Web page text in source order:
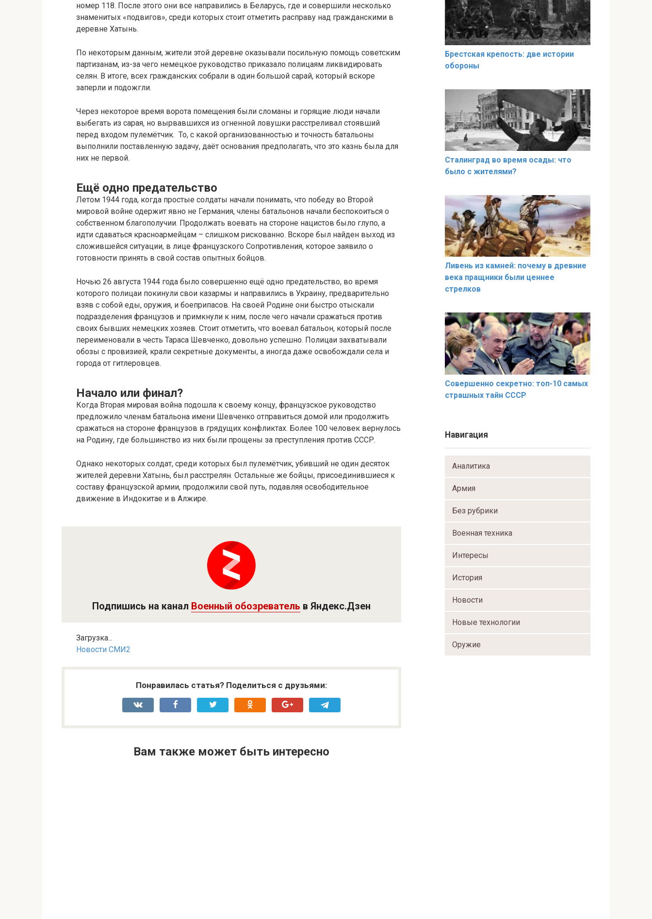
номер 118. После этого они все направились в Беларусь, где и совершили несколько
знаменитых «подвигов», среди которых стоит отметить расправу над гражданскими в
деревне Хатынь.
По некоторым данным, жители этой деревне оказывали посильную помощь советским
партизанам, из-за чего немецкое руководство приказало полицаям ликвидировать
селян. В итоге, всех гражданских собрали в один большой сарай, который вскоре
заперли и подожгли.
Через некоторое время ворота помещения были сломаны и горящие люди начали
выбегать из сарая, но вырвавшихся из огненной ловушки расстреливал стоявший
перед входом пулемётчик. То, с какой организованностью и точность батальоны
выполнили поставленную задачу, даёт основания предполагать, что это казнь была для
них не первой.
Ещё одно предательство
Летом 1944 года, когда простые солдаты начали понимать, что победу во Второй
мировой войне одержит явно не Германия, члены батальонов начали беспокоиться о
собственном благополучии. Продолжать воевать на стороне нацистов было глупо, а
идти сдаваться красноармейцам – слишком рискованно. Вскоре был найден выход из
сложившейся ситуации, в лице французского Сопротивления, которое заявило о
готовности принять в свой состав опытных бойцов.
Ночью 26 августа 1944 года было совершенно ещё одно предательство, во время
которого полицаи покинули свои казармы и направились в Украину, предварительно
взяв с собой еды, оружия, и боеприпасов. На своей Родине они быстро отыскали
подразделения французов и примкнули к ним, после чего начали сражаться против
своих бывших немецких хозяев. Стоит отметить, что воевал батальон, который после
переименовали в честь Тараса Шевченко, довольно успешно. Полицаи захватывали
обозы с провизией, крали секретные документы, а иногда даже освобождали села и
города от гитлеровцев.
Начало или финал?
Когда Вторая мировая война подошла к своему концу, французское руководство
предложило членам батальона имени Шевченко отправиться домой или продолжить
сражаться на стороне французов в грядущих конфликтах. Более 100 человек вернулось
на Родину, где большинство из них были прощены за преступления против СССР.
Однако некоторых солдат, среди которых был пулемётчик, убивший не один десяток
жителей деревни Хатынь, был расстрелян. Остальные же бойцы, присоединившиеся к
составу французской армии, продолжили свой путь, подавляя освободительное
движение в Индокитае и в Алжире.
Подпишись на канал Военный обозреватель в Яндекс.Дзен
Загрузка...
Новости СМИ2
Понравилась статья? Поделиться с друзьями:
Вам также может быть интересно
Брестская крепость: две истории
обороны
Сталинград во время осады: что
было с жителями?
Ливень из камней: почему в древние
века пращники были ценнее
стрелков
Совершенно секретно: топ-10 самых
страшных тайн СССР
Навигация
Аналитика
Армия
Без рубрики
Военная техника
Интересы
История
Новости
Новые технологии
Оружие